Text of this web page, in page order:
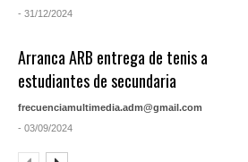
- 31/12/2024
Arranca ARB entrega de tenis a
estudiantes de secundaria
frecuenciamultimedia.adm@gmail.com
- 03/09/2024